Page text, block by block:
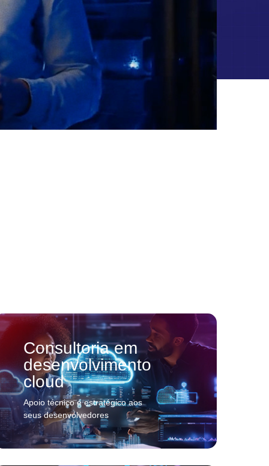
Consultoria em
desenvolvimento
cloud
Apoio técnico e estratégico aos
seus desenvolvedores